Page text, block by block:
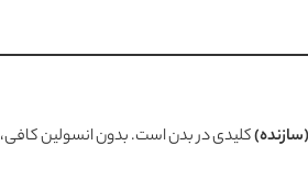
کلیدی در بدن است. بدون انسولین کافی،